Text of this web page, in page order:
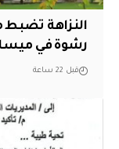
النزاهة
رشوة في
قبل 22 ساعة